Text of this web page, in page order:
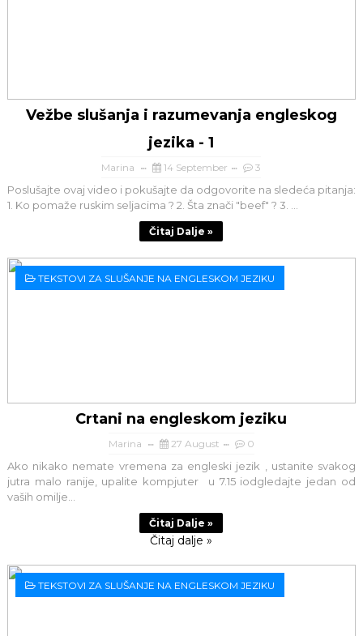
Vežbe slušanja i razumevanja engleskog
jezika - 1
Marina 14 September 3
Poslušajte ovaj video i pokušajte da odgovorite na sledeća pitanja:
1. Ko pomaže ruskim seljacima ? 2. Šta znači "beef" ? 3. ...
Čitaj Dalje »
TEKSTOVI ZA SLUŠANJE NA ENGLESKOM JEZIKU
Crtani na engleskom jeziku
Marina 27 August 0
Ako nikako nemate vremena za engleski jezik , ustanite svakog
jutra malo ranije, upalite kompjuter u 7.15 iodgledajte jedan od
vaših omilje...
Čitaj Dalje »
Čitaj dalje »
TEKSTOVI ZA SLUŠANJE NA ENGLESKOM JEZIKU